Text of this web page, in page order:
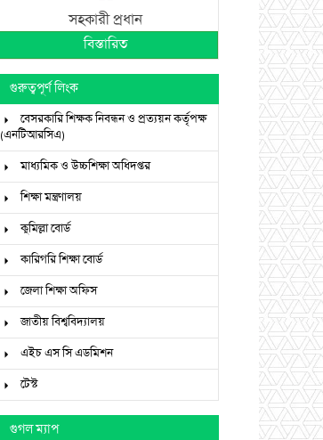
সহকারী প্রধান
বিস্তারিত
গুরুত্বপূর্ণ লিংক
বেসরকারি শিক্ষক নিবন্ধন ও প্রত্যয়ন কর্তৃপক্ষ
(এনটিআরসিএ)
মাধ্যমিক ও উচ্চশিক্ষা অধিদপ্তর
শিক্ষা মন্ত্রণালয়
কুমিল্লা বোর্ড
কারিগরি শিক্ষা বোর্ড
জেলা শিক্ষা অফিস
জাতীয় বিশ্ববিদ্যালয়
এইচ এস সি এডমিশন
টেস্ট
গুগল ম্যাপ